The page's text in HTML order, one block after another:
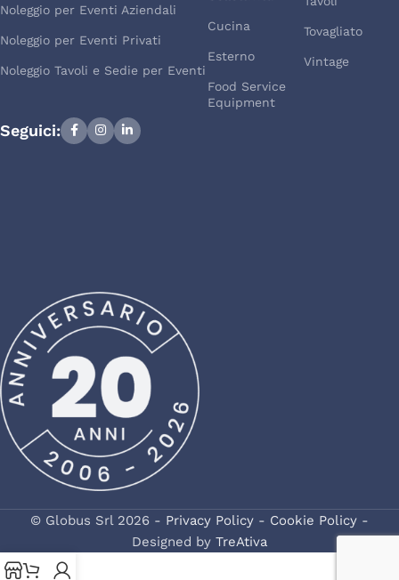
Noleggio per Eventi Aziendali
Noleggio per Eventi Privati
Noleggio Tavoli e Sedie per Eventi
Cucina
Esterno
Food Service
Equipment
Tovagliato
Vintage
Seguici:
© Globus Srl 2026 - Privacy Policy - Cookie Policy -
Designed by TreAtiva